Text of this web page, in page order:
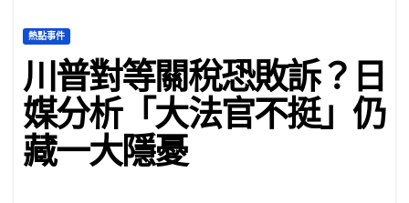
熱點事件
川普對等關稅恐敗訴？日
媒分析「大法官不挺」仍
藏一大隱憂